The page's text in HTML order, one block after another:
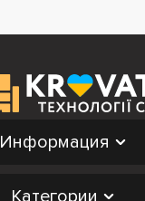
Информация
Категории